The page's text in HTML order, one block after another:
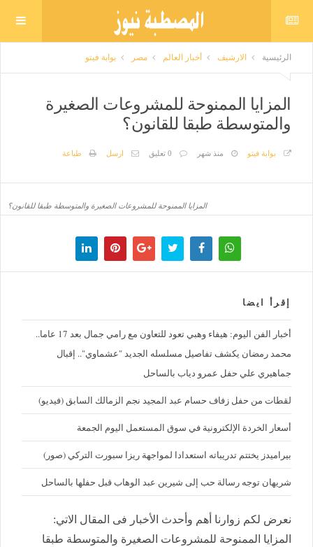
الرئيسية الارشيف أخبار العالم مصر بوابة فيتو
المزايا الممنوحة للمشروعات الصغيرة
والمتوسطة طبقا للقانون؟
بوابة فيتو منذ شهر 0 تعليق ارسل طباعة
المزايا الممنوحة للمشروعات الصغيرة والمتوسطة طبقا للقانون؟
إقرأ ايضا
أخبار الفن اليوم: هيفاء وهبي تعود للتعاون مع رامي جمال بعد 17 عاما..
محمد رمضان يكشف تفاصيل مسلسله الجديد "عشماوي".. إقبال
جماهيري علي حفل عمرو دياب بالساحل
لقطات من حفل زفاف حسام عبد المجيد نجم الزمالك السابق (فيديو)
أسعار الخردة الإلكترونية في سوق المستعمل اليوم الجمعة
بيراميدز يختتم تدريباته استعدادا لمواجهة ريزا سبورت التركي (صور)
شريهان توجه رسالة حب إلى شيرين عبد الوهاب قبل حفلها بالساحل
نعرض لكم زوارنا أهم وأحدث الأخبار فى المقال الاتي:
المزايا الممنوحة للمشروعات الصغيرة والمتوسطة طبقا